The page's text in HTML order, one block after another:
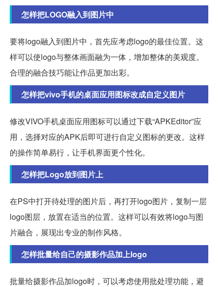
怎样把LOGO融入到图片中
要将logo融入到图片中，首先应考虑logo的最佳位置。这
样可以使logo与整体画面融为一体，增加整体的美观度。
合理的融合技巧能让作品更加出彩。
怎样把vivo手机的桌面应用图标改成自定义图片
修改VIVO手机桌面应用图标可以通过下载“APKEditor”应
用，选择对应的APK后即可进行自定义图标的更改。这样
的操作简单易行，让手机界面更个性化。
怎样把Logo放到图片上
在PS中打开待处理的图片后，再打开logo图片，复制一层
logo图层，放置在适当的位置。这样可以有效将logo与图
片融合，展现出专业的制作风格。
怎样批量给自己的摄影作品加上logo
批量给摄影作品加logo时，可以考虑使用批处理功能，避